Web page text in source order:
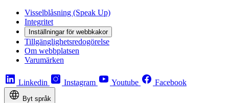
Visselblåsning (Speak Up)
Integritet
Inställningar för webbkakor
Tillgänglighetsredogörelse
Om webbplatsen
Varumärken
Linkedin Instagram Youtube Facebook
Byt språk